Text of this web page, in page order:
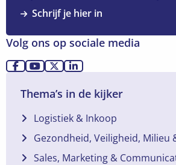
goedgekeurd:
verandert
voor
bijzondere
Schrijf je hier in
Volg ons op sociale media
Ga
naar
Facebook
Ga
YouTube
Ga
naar
X
Ga
naar
LinkedIn
Thema’s in de kijker
Logistiek & Inkoop
Gezondheid, Veiligheid, Milieu
Sales, Marketing &